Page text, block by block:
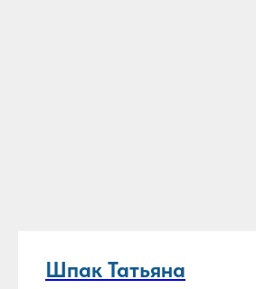
Шпак Татьяна